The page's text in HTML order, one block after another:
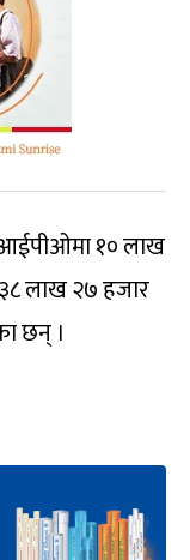
आईपीओमा १० लाख
लाख २७ हजार
छन् ।